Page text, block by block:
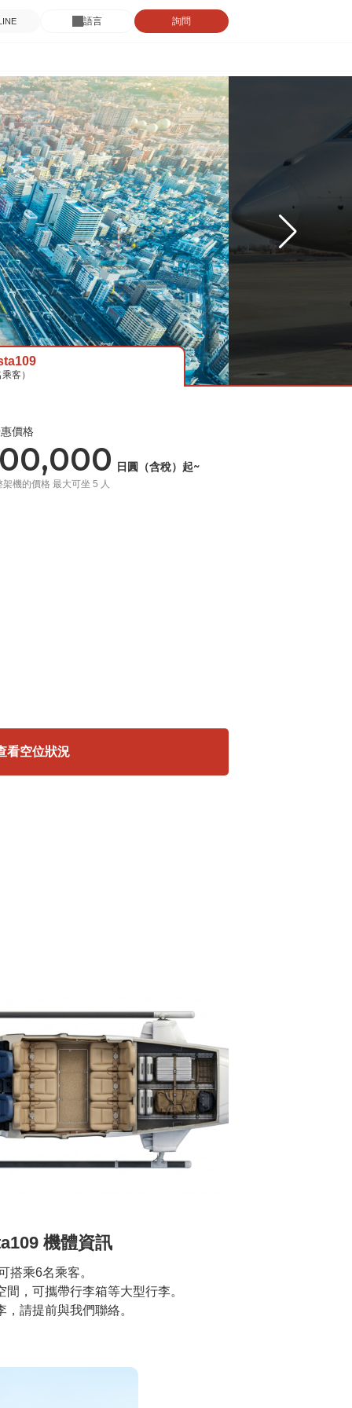
語言 詢問
客）
價格
日圓（含稅）起~
架機的價格 最大可坐 5 人
看空位狀況
機體資訊
搭乘6名乘客。
，可攜帶行李箱等大型行李。
，請提前與我們聯絡。